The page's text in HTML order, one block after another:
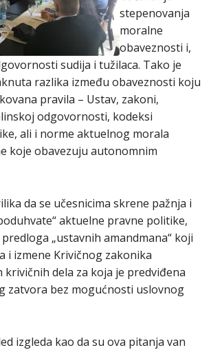
stepenovanja
moralne
obaveznosti i,
sudija i tužilaca. Tako je
razlika između obaveznosti koju
pravila – Ustav, zakoni,
odgovornosti, kodeksi
ali i norme aktuelnog morala
koje obavezuju autonomnim
da se učesnicima skrene pažnja i
aktuelne pravne politike,
„ustavnih amandmana“ koji
i izmene Krivičnog zakonika
krivičnih dela za koja je predviđena
zatvora bez mogućnosti uslovnog
izgleda kao da su ova pitanja van